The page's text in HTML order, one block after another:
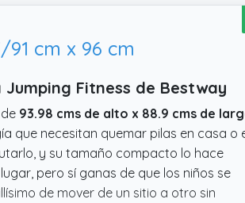
cm x 96 cm
Fitness de Bestway
93.98 cms de alto x 88.9 cms de
que necesitan quemar pilas en casa o
y su tamaño compacto lo hace
pero sí ganas de que los niños se
de mover de un sitio a otro sin